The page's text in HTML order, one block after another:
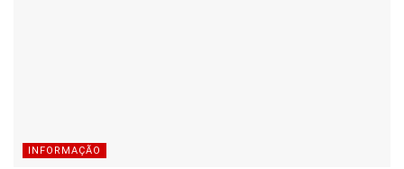
INFORMAÇÃO